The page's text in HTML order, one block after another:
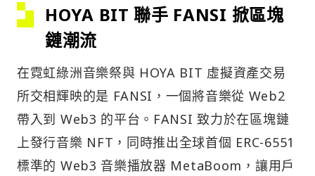
HOYA BIT 聯手 FANSI 掀區塊
鏈潮流
在霓虹綠洲音樂祭與 HOYA BIT 虛擬資產交易
所交相輝映的是 FANSI，一個將音樂從 Web2
帶入到 Web3 的平台。FANSI 致力於在區塊鏈
上發行音樂 NFT，同時推出全球首個 ERC-6551
標準的 Web3 音樂播放器 MetaBoom，讓用戶